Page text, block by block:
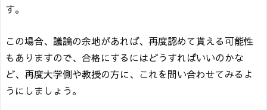
す。
この場合、議論の余地があれば、再度認めて貰える可能性
もありますので、合格にするにはどうすればいいのかな
ど、再度大学側や教授の方に、これを問い合わせてみるよ
うにしましょう。